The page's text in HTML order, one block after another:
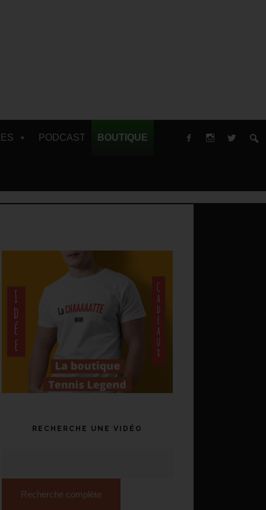
PODCAST BOUTIQUE
RECHERCHE UNE VIDÉO
Recherche complète